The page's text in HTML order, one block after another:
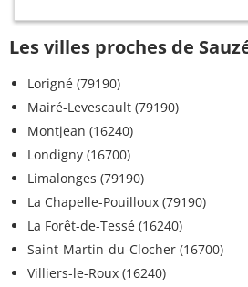
Les villes proches de
Lorigné (79190)
Mairé-Levescault (79190)
Montjean (16240)
Londigny (16700)
Limalonges (79190)
La Chapelle-Pouilloux (79190)
La Forêt-de-Tessé (16240)
Saint-Martin-du-Clocher (16700)
Villiers-le-Roux (16240)